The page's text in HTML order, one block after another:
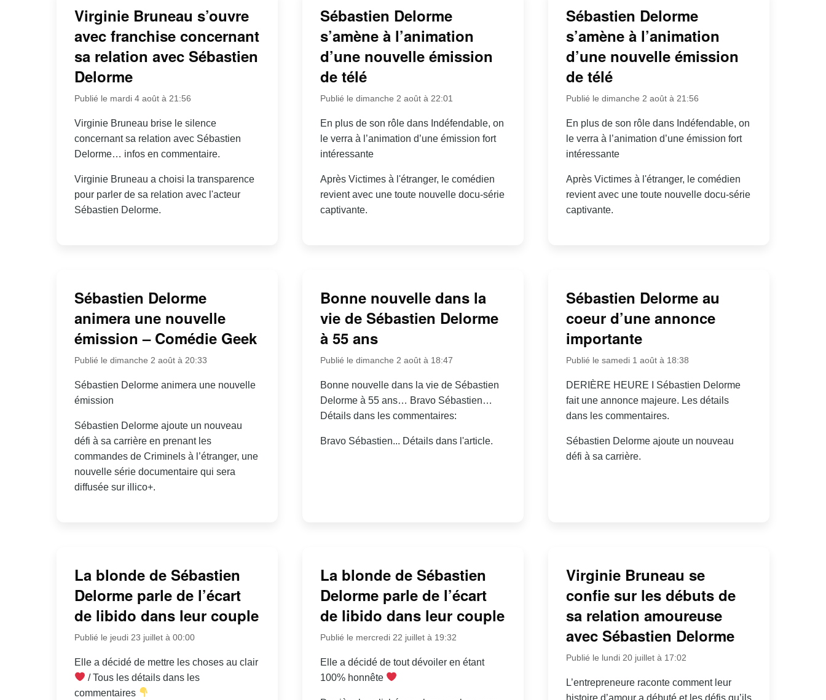
Virginie Bruneau s’ouvre
avec franchise concernant
sa relation avec Sébastien
Delorme
Publié le mardi 4 août à 21:56
Virginie Bruneau brise le silence
concernant sa relation avec Sébastien
Delorme… infos en commentaire.
Virginie Bruneau a choisi la transparence
pour parler de sa relation avec l'acteur
Sébastien Delorme.
Sébastien Delorme
s’amène à l’animation
d’une nouvelle émission
de télé
Publié le dimanche 2 août à 22:01
En plus de son rôle dans Indéfendable, on
le verra à l’animation d’une émission fort
intéressante
Après Victimes à l'étranger, le comédien
revient avec une toute nouvelle docu-série
captivante.
Sébastien Delorme
s’amène à l’animation
d’une nouvelle émission
de télé
Publié le dimanche 2 août à 21:56
En plus de son rôle dans Indéfendable, on
le verra à l’animation d’une émission fort
intéressante
Après Victimes à l'étranger, le comédien
revient avec une toute nouvelle docu-série
captivante.
Sébastien Delorme
animera une nouvelle
émission – Comédie Geek
Publié le dimanche 2 août à 20:33
Sébastien Delorme animera une nouvelle
émission
Sébastien Delorme ajoute un nouveau
défi à sa carrière en prenant les
commandes de Criminels à l’étranger, une
nouvelle série documentaire qui sera
diffusée sur illico+.
Bonne nouvelle dans la
vie de Sébastien Delorme
à 55 ans
Publié le dimanche 2 août à 18:47
Bonne nouvelle dans la vie de Sébastien
Delorme à 55 ans… Bravo Sébastien…
Détails dans les commentaires:
Bravo Sébastien... Détails dans l'article.
Sébastien Delorme au
coeur d’une annonce
importante
Publié le samedi 1 août à 18:38
DERIÈRE HEURE I Sébastien Delorme
fait une annonce majeure. Les détails
dans les commentaires.
Sébastien Delorme ajoute un nouveau
défi à sa carrière.
La blonde de Sébastien
Delorme parle de l’écart
de libido dans leur couple
Publié le jeudi 23 juillet à 00:00
Elle a décidé de mettre les choses au clair
/ Tous les détails dans les
commentaires
La blonde de Sébastien
Delorme parle de l’écart
de libido dans leur couple
Publié le mercredi 22 juillet à 19:32
Elle a décidé de tout dévoiler en étant
100% honnête
Virginie Bruneau se
confie sur les débuts de
sa relation amoureuse
avec Sébastien Delorme
Publié le lundi 20 juillet à 17:02
L’entrepreneure raconte comment leur
histoire d’amour a débuté et les défis qu’ils